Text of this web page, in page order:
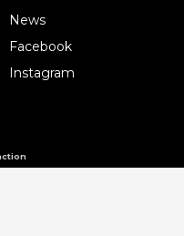
News
Facebook
Instagram